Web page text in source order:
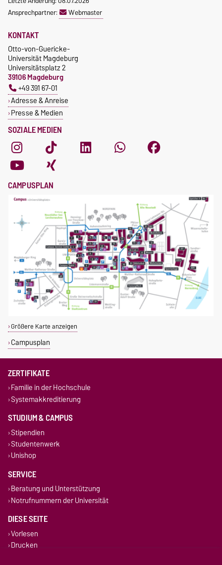
Ansprechpartner:
Webmaster
SOZIALE MEDIEN
KONTAKT
Otto-von-Guericke-
Universität Magdeburg
Universitätsplatz 2
39106 Magdeburg
+49 391 67-01
Adresse & Anreise
Presse & Medien
CAMPUSPLAN
Größere Karte anzeigen
Campusplan
ZERTIFIKATE
Familie in der Hochschule
Systemakkreditierung
STUDIUM & CAMPUS
Stipendien
Studentenwerk
Unishop
SERVICE
Beratung und Unterstützung
Notrufnummern der Universität
DIESE SEITE
Vorlesen
Drucken